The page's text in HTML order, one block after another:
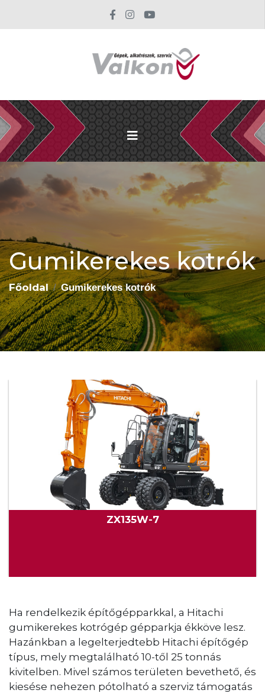
Gumikerekes kotrók
Főoldal Gumikerekes kotrók
ZX135W-7
Ha rendelkezik építőgépparkkal, a Hitachi
gumikerekes kotrógép gépparkja ékköve lesz.
Hazánkban a legelterjedtebb Hitachi építőgép
típus, mely megtalálható 10-től 25 tonnás
kivitelben. Mivel számos területen bevethető, és
kiesése nehezen pótolható a szerviz támogatás